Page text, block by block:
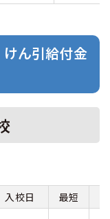
ん引給付金
入校日 最短